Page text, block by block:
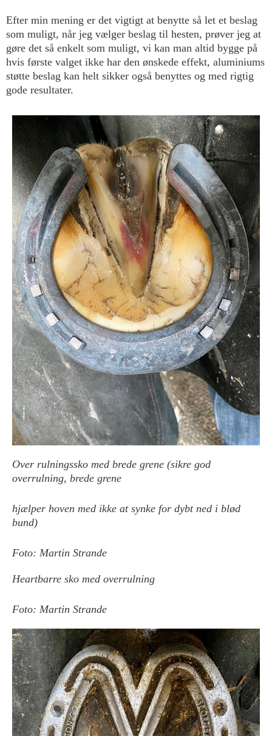
Efter min mening er det vigtigt at benytte så let et beslag
som muligt, når jeg vælger beslag til hesten, prøver jeg at
gøre det så enkelt som muligt, vi kan man altid bygge på
hvis første valget ikke har den ønskede effekt, aluminiums
støtte beslag kan helt sikker også benyttes og med rigtig
gode resultater.
Over rulningssko med brede grene (sikre god
overrulning, brede grene
hjælper hoven med ikke at synke for dybt ned i blød
bund)
Foto: Martin Strande
Heartbarre sko med overrulning
Foto: Martin Strande